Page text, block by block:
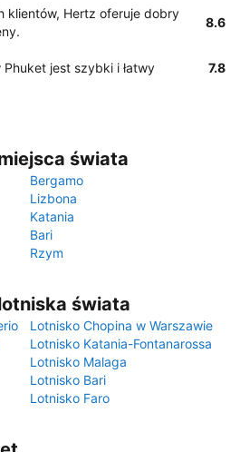
klientów, Hertz oferuje dobry
8.6
jest szybki i łatwy 7.8
świata
Bergamo
Lizbona
Katania
Bari
Rzym
świata
Lotnisko Chopina w Warszawie
Lotnisko Katania-Fontanarossa
Lotnisko Malaga
Lotnisko Bari
Lotnisko Faro